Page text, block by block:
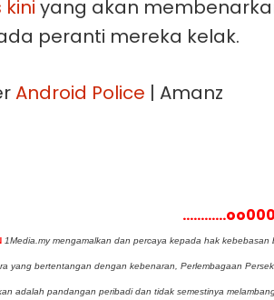
yang akan
peranti mereka kelak.
Android Police | Amanz
1Media.my mengamalkan dan percaya kepada hak
yang bertentangan dengan kebenaran, Perlembagaan
adalah pandangan peribadi dan tidak semestinya